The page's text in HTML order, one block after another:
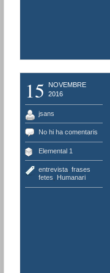
15
NOVEMBRE
2016
jsans
No hi ha comentaris
Elemental 1
entrevista, frases
fetes, Humanari